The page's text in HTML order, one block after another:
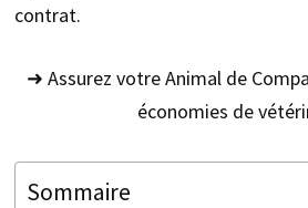
contrat.
➜ Assurez votre Animal de
économies de
Sommaire